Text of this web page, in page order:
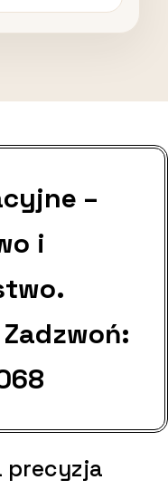
–
i
precyzja